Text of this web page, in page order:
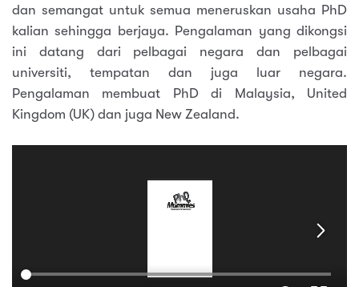
dan semangat untuk semua meneruskan usaha PhD
kalian sehingga berjaya. Pengalaman yang dikongsi
ini datang dari pelbagai negara dan pelbagai
universiti, tempatan dan juga luar negara.
Pengalaman membuat PhD di Malaysia, United
Kingdom (UK) dan juga New Zealand.